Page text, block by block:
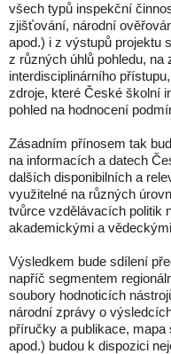
všech typů inspekční
zjišťování, národní
apod.) i z výstupů projektu
z různých úhlů pohledu, na
interdisciplinárního
zdroje, které České školní
pohled na hodnocení
Zásadním přínosem tak
na informacích a datech
dalších disponibilních a
využitelné na různých
tvůrce vzdělávacích politik
akademickými a
Výsledkem bude sdílení
napříč segmentem
soubory hodnoticích
národní zprávy o
příručky a publikace,
apod.) budou k dispozici